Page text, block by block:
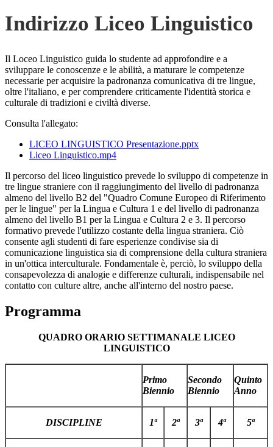
Indirizzo Liceo Linguistico
Il Loceo Linguistico guida lo studente ad approfondire e a
sviluppare le conoscenze e le abilità, a maturare le competenze
necessarie per acquisire la padronanza comunicativa di tre lingue,
oltre l'italiano, e per comprendere criticamente l'identità storica e
culturale di tradizioni e civiltà diverse.
Consulta l'allegato:
LICEO LINGUISTICO Presentazione.pptx
Liceo Linguistico.mp4
Il percorso del liceo linguistico prevede lo sviluppo di competenze in
tre lingue straniere con il raggiungimento del livello di padronanza
almeno del livello B2 del "Quadro Comune Europeo di Riferimento
per le lingue" per la Lingua e Cultura 1 e del livello di padronanza
almeno del livello B1 per la Lingua e Cultura 2 e 3. Il percorso
formativo prevede l'utilizzo costante della lingua straniera. Ciò
consente agli studenti di fare esperienze condivise sia di
comunicazione linguistica sia di comprensione della cultura straniera
in un'ottica interculturale. Fondamentale è, perciò, lo sviluppo della
consapevolezza di analogie e differenze culturali, indispensabile nel
contatto con culture altre, anche all'interno del nostro paese.
Programma
QUADRO ORARIO SETTIMANALE LICEO
LINGUISTICO
Primo
Biennio
Secondo
Biennio
Quinto
Anno
DISCIPLINE 1ª 2ª 3ª 4ª 5ª